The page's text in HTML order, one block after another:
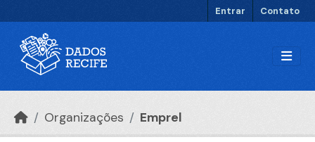
Entrar Contato
Organizações Emprel